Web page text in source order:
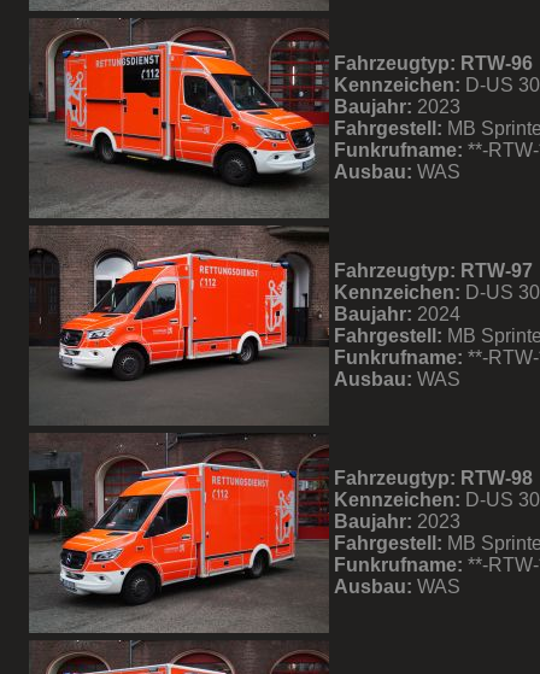
Fahrzeugtyp: RTW-96
Kennzeichen: D-US
Baujahr: 2023
Fahrgestell: MB
Funkrufname: **-
Ausbau: WAS
Fahrzeugtyp: RTW-97
Kennzeichen: D-US
Baujahr: 2024
Fahrgestell: MB
Funkrufname: **-
Ausbau: WAS
Fahrzeugtyp: RTW-98
Kennzeichen: D-US
Baujahr: 2023
Fahrgestell: MB
Funkrufname: **-
Ausbau: WAS